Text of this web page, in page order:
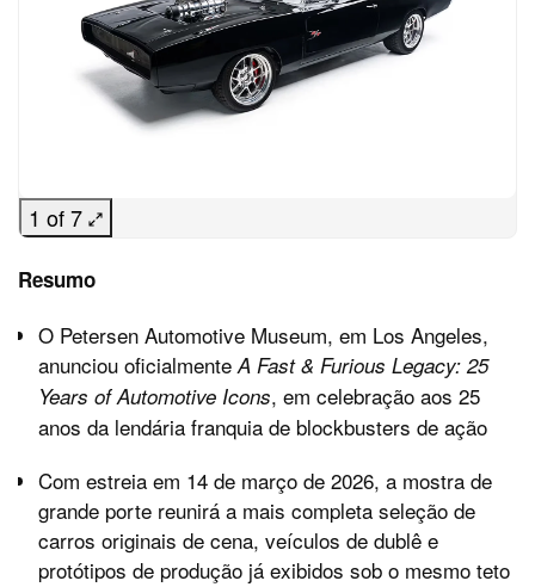
1 of 7
Resumo
O Petersen Automotive Museum, em Los Angeles,
anunciou oficialmenteA Fast & Furious Legacy: 25
Years of Automotive Icons, em celebração aos 25
anos da lendária franquia de blockbusters de ação
Com estreia em 14 de março de 2026, a mostra de
grande porte reunirá a mais completa seleção de
carros originais de cena, veículos de dublê e
protótipos de produção já exibidos sob o mesmo teto